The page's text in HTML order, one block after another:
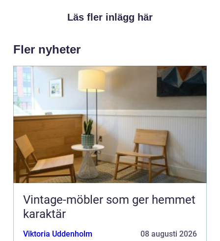
Läs fler inlägg här
Fler nyheter
Vintage-möbler som ger hemmet
karaktär
Viktoria Uddenholm 08 augusti 2026